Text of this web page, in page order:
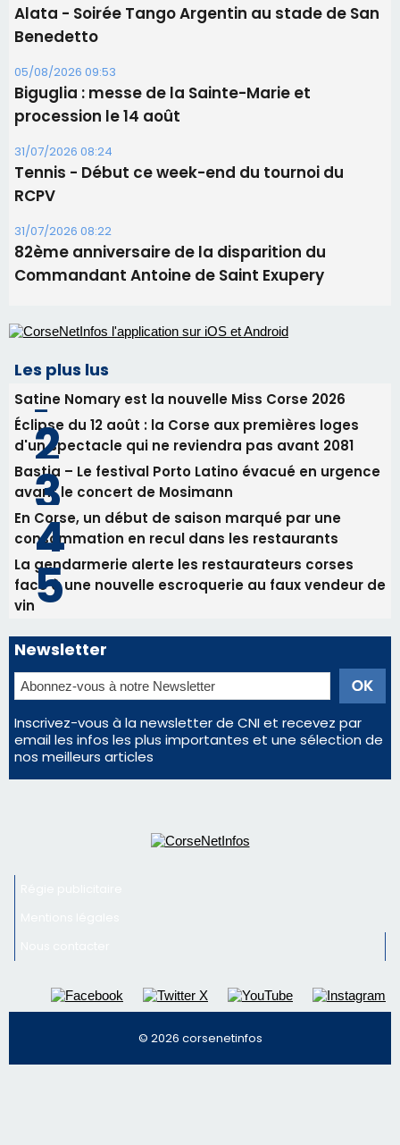
31/07/2026 08:22
82ème anniversaire de la disparition du
Commandant Antoine de Saint Exupery
Les plus lus
Satine Nomary est la nouvelle Miss Corse 2026
d'un spectacle qui ne reviendra pas avant 2081
Bastia – Le festival Porto Latino évacué en urgence
avant le concert de Mosimann
consommation en recul dans les restaurants
face à une nouvelle escroquerie au faux vendeur de
vin
Newsletter
Inscrivez-vous à la newsletter de CNI et recevez par
email les infos les plus importantes et une sélection de
nos meilleurs articles
Régie publicitaire
Nous contacter
© 2026 corsenetinfos